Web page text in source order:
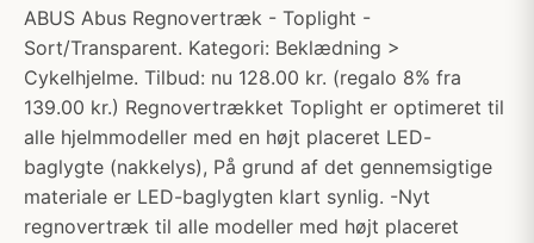
ABUS Abus Regnovertræk - Toplight -
Sort/Transparent. Kategori: Beklædning >
Cykelhjelme. Tilbud: nu 128.00 kr. (regalo 8% fra
139.00 kr.) Regnovertrækket Toplight er optimeret til
alle hjelmmodeller med en højt placeret LED-
baglygte (nakkelys), På grund af det gennemsigtige
materiale er LED-baglygten klart synlig. -Nyt
regnovertræk til alle modeller med højt placeret